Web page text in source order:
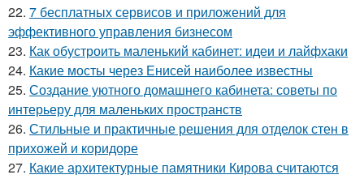
22. 7 бесплатных сервисов и приложений для
эффективного управления бизнесом
23. Как обустроить маленький кабинет: идеи и лайфхаки
24. Какие мосты через Енисей наиболее известны
25. Создание уютного домашнего кабинета: советы по
интерьеру для маленьких пространств
26. Стильные и практичные решения для отделок стен в
прихожей и коридоре
27. Какие архитектурные памятники Кирова считаются